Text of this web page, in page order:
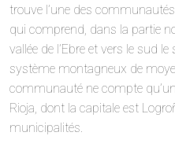
trouve l’une des
qui comprend, dans la partie
vallée de l’Ebre et vers le sud
système montagneux de
communauté ne compte
Rioja, dont la capitale est
municipalités.